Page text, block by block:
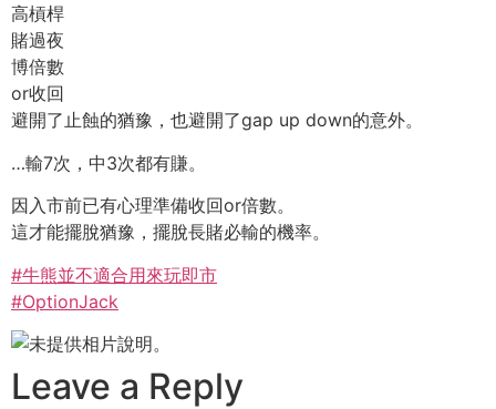
高槓桿
賭過夜
博倍數
or收回
避開了止蝕的猶豫，也避開了gap up down的意外。
…輸7次，中3次都有賺。
因入市前已有心理準備收回or倍數。
這才能擺脫猶豫，擺脫長賭必輸的機率。
#牛熊並不適合用來玩即市
#OptionJack
Leave a Reply